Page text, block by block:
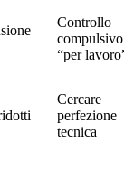
Controllo
compulsivo
“per
Cercare
perfezione
tecnica